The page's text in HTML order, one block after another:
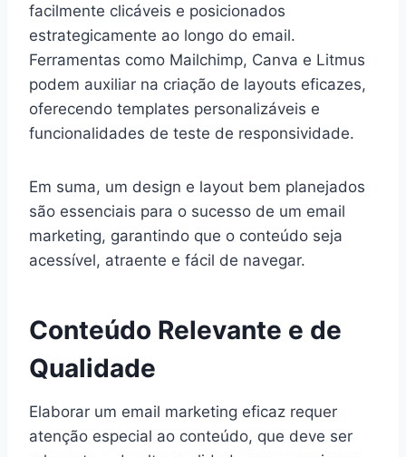
facilmente clicáveis e posicionados
estrategicamente ao longo do email.
Ferramentas como Mailchimp, Canva e Litmus
podem auxiliar na criação de layouts eficazes,
oferecendo templates personalizáveis e
funcionalidades de teste de responsividade.
Em suma, um design e layout bem planejados
são essenciais para o sucesso de um email
marketing, garantindo que o conteúdo seja
acessível, atraente e fácil de navegar.
Conteúdo Relevante e de
Qualidade
Elaborar um email marketing eficaz requer
atenção especial ao conteúdo, que deve ser